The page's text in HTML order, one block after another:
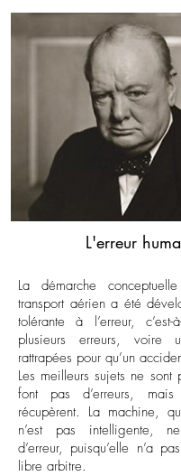
L'erreur
La démarche
transport aérien a été
tolérante à l’erreur,
plusieurs erreurs, voire
rattrapées pour qu’un
Les meilleurs sujets ne
font pas d’erreurs,
récupèrent. La machine,
n’est pas intelligente,
d’erreur, puisqu’elle n’a
libre arbitre.